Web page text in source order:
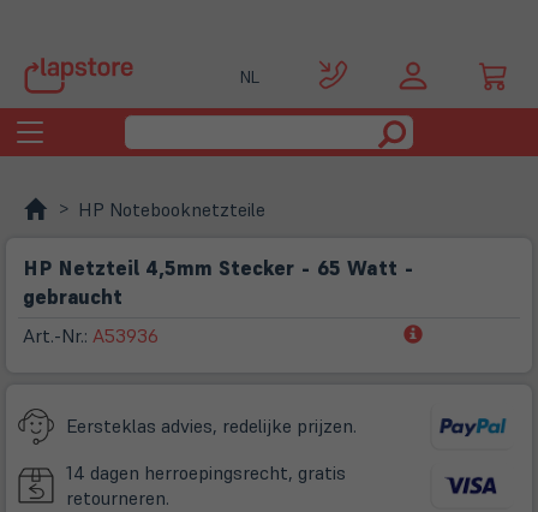
NL
Toggle
navigation
HP Notebooknetzteile
HP Netzteil 4,5mm Stecker - 65 Watt -
gebraucht
Art.-Nr.: A53936
(öffnet
Eersteklas advies, redelijke prijzen.
14 dagen herroepingsrecht, gratis
retourneren.